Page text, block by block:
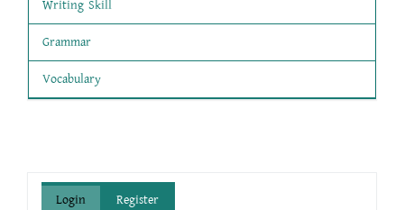
Writing Skill
Grammar
Vocabulary
Login Register